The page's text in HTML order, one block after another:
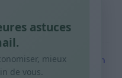
comment économiser en
10 sprays
astuces
mieux
de vous.